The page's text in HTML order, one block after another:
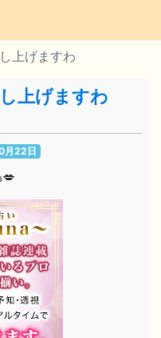
上げますわ
上げますわ
月22日